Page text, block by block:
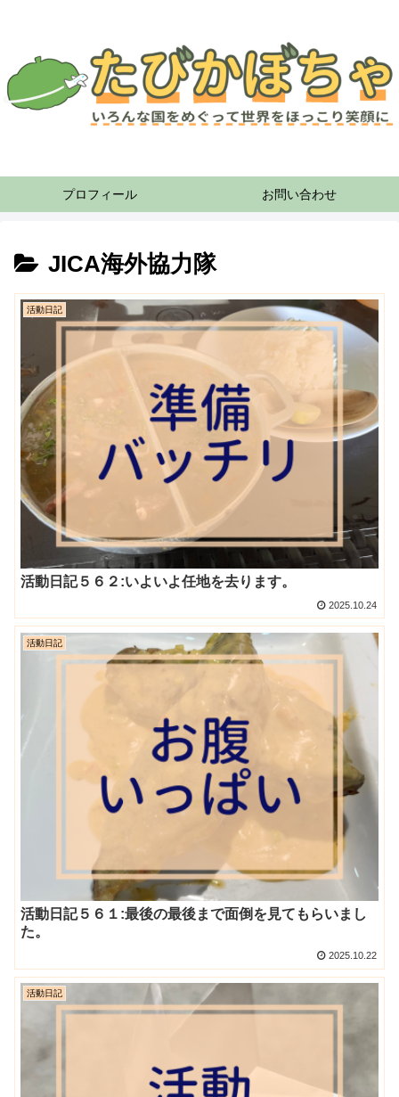
プロフィール お問い合わせ
JICA海外協力隊
活動日記
活動日記５６２:いよいよ任地を去ります。
2025.10.24
活動日記
活動日記５６１:最後の最後まで面倒を見てもらいまし
た。
2025.10.22
活動日記